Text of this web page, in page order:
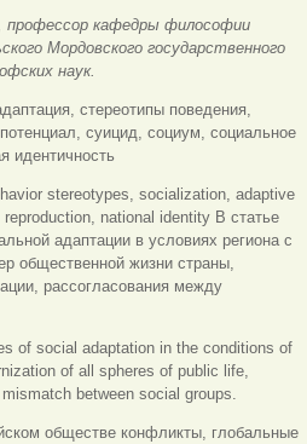
кафедры философии
Мордовского государственного
наук.
стереотипы поведения,
суицид, социум, социальное
идентичность
stereotypes, socialization, adaptive
national identity В статье
адаптации в условиях региона с
общественной жизни страны,
рассогласования между
of social adaptation in the conditions of
of all spheres of public life,
between social groups.
обществе конфликты, глобальные